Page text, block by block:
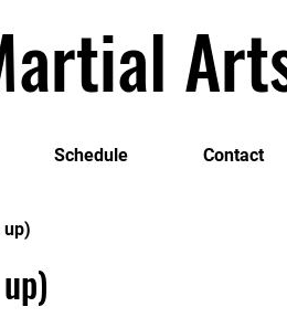
Schedule Contact
up)